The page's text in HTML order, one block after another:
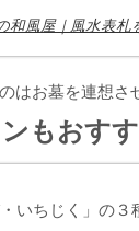
和風屋｜風水表札
はお墓を連想さ
もおす
いちじく」の３